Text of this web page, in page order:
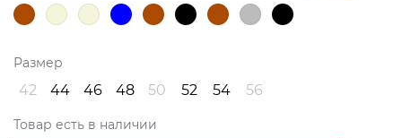
Размер
42 44 46 48 50 52 54 56
Товар есть в наличии